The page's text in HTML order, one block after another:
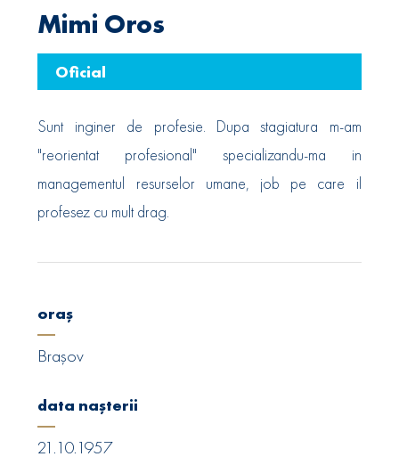
Mimi Oros
Oficial
Sunt inginer de profesie. Dupa stagiatura m-am
"reorientat profesional" specializandu-ma in
managementul resurselor umane, job pe care il
profesez cu mult drag.
oraș
Brașov
data nașterii
21.10.1957